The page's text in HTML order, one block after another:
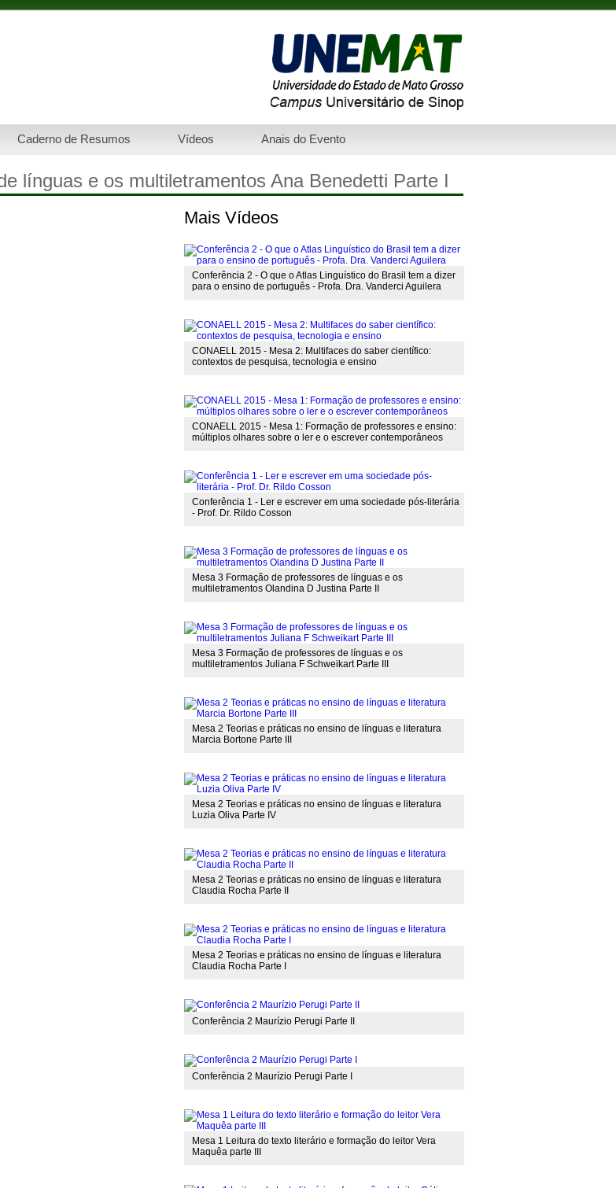
Caderno de Resumos Vídeos Anais do Evento
línguas e os multiletramentos Ana Benedetti Parte I
Mais Vídeos
Conferência 2 - O que o Atlas Linguístico do Brasil tem a dizer
para o ensino de português - Profa. Dra. Vanderci Aguilera
CONAELL 2015 - Mesa 2: Multifaces do saber científico:
contextos de pesquisa, tecnologia e ensino
CONAELL 2015 - Mesa 1: Formação de professores e ensino:
múltiplos olhares sobre o ler e o escrever contemporâneos
Conferência 1 - Ler e escrever em uma sociedade pós-literária
- Prof. Dr. Rildo Cosson
Mesa 3 Formação de professores de línguas e os
multiletramentos Olandina D Justina Parte II
Mesa 3 Formação de professores de línguas e os
multiletramentos Juliana F Schweikart Parte III
Mesa 2 Teorias e práticas no ensino de línguas e literatura
Marcia Bortone Parte III
Mesa 2 Teorias e práticas no ensino de línguas e literatura
Luzia Oliva Parte IV
Mesa 2 Teorias e práticas no ensino de línguas e literatura
Claudia Rocha Parte II
Mesa 2 Teorias e práticas no ensino de línguas e literatura
Claudia Rocha Parte I
Conferência 2 Maurízio Perugi Parte II
Conferência 2 Maurízio Perugi Parte I
Mesa 1 Leitura do texto literário e formação do leitor Vera
Maquêa parte III